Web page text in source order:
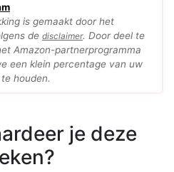
is gemaakt door het
de disclaimer. Door deel te
Amazon-partnerprogramma
een klein percentage van uw
houden.
je deze